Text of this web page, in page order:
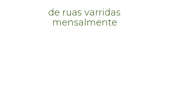
de ruas varridas
mensalmente